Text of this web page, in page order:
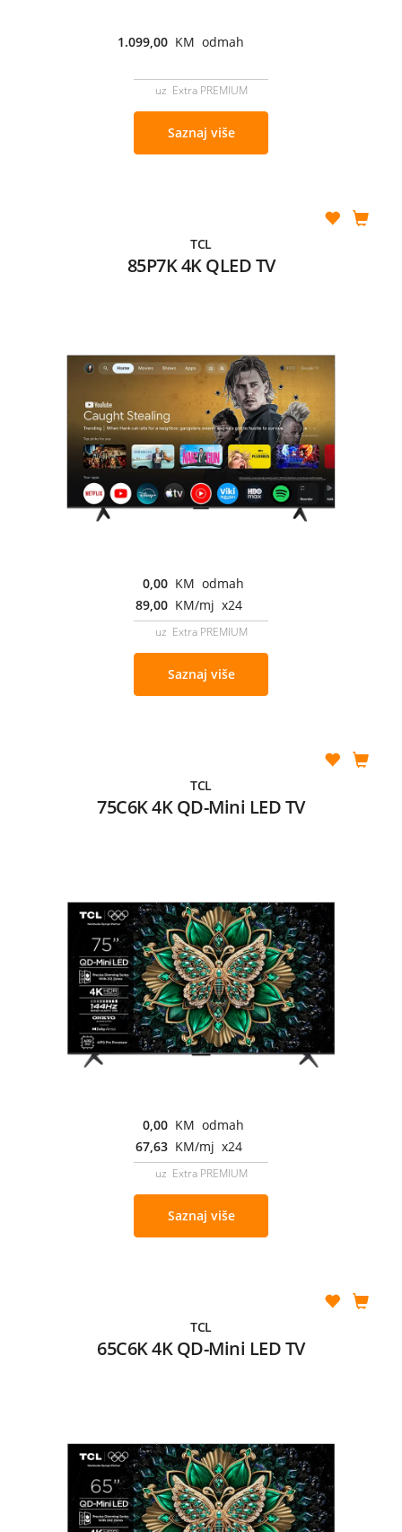
1.099,00 KM odmah
uz Extra PREMIUM
Saznaj više
TCL
85P7K 4K QLED TV
0,00 KM odmah
89,00 KM/mj x24
uz Extra PREMIUM
Saznaj više
TCL
75C6K 4K QD-Mini LED TV
0,00 KM odmah
67,63 KM/mj x24
uz Extra PREMIUM
Saznaj više
TCL
65C6K 4K QD-Mini LED TV